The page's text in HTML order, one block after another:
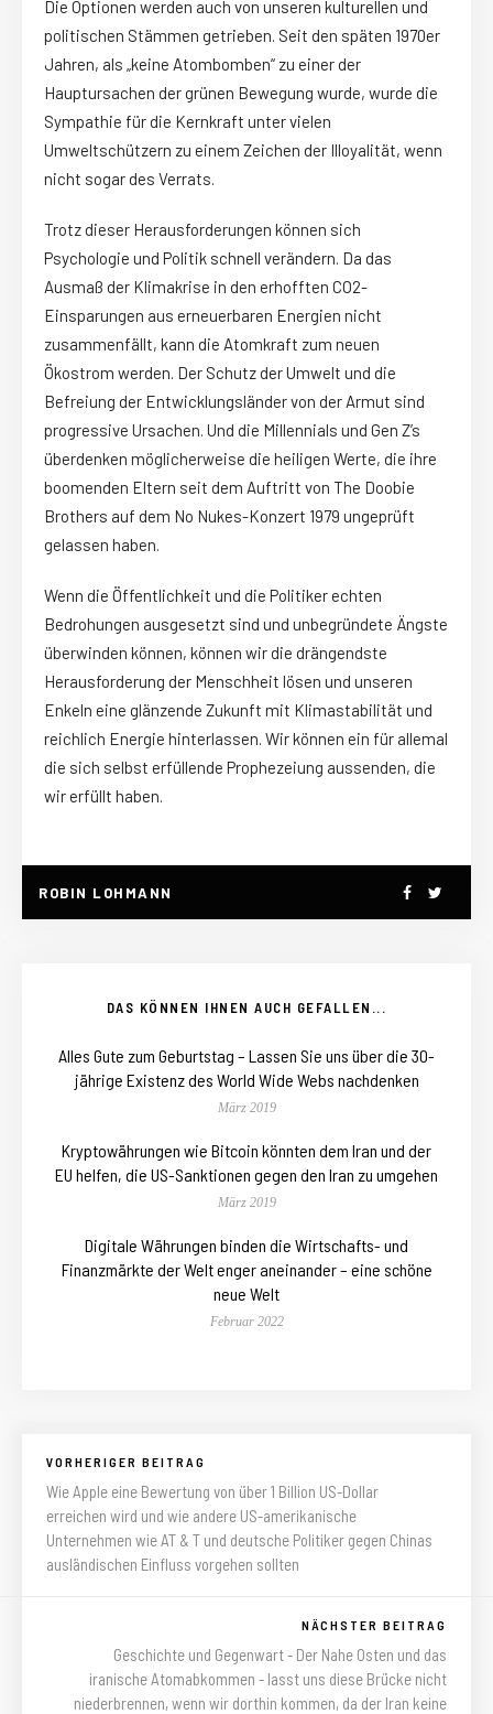
Die Optionen werden auch von unseren kulturellen und
politischen Stämmen getrieben. Seit den späten 1970er
Jahren, als „keine Atombomben“ zu einer der
Hauptursachen der grünen Bewegung wurde, wurde die
Sympathie für die Kernkraft unter vielen
Umweltschützern zu einem Zeichen der Illoyalität, wenn
nicht sogar des Verrats.
Trotz dieser Herausforderungen können sich
Psychologie und Politik schnell verändern. Da das
Ausmaß der Klimakrise in den erhofften CO2-
Einsparungen aus erneuerbaren Energien nicht
zusammenfällt, kann die Atomkraft zum neuen
Ökostrom werden. Der Schutz der Umwelt und die
Befreiung der Entwicklungsländer von der Armut sind
progressive Ursachen. Und die Millennials und Gen Z’s
überdenken möglicherweise die heiligen Werte, die ihre
boomenden Eltern seit dem Auftritt von The Doobie
Brothers auf dem No Nukes-Konzert 1979 ungeprüft
gelassen haben.
Wenn die Öffentlichkeit und die Politiker echten
Bedrohungen ausgesetzt sind und unbegründete Ängste
überwinden können, können wir die drängendste
Herausforderung der Menschheit lösen und unseren
Enkeln eine glänzende Zukunft mit Klimastabilität und
reichlich Energie hinterlassen. Wir können ein für allemal
die sich selbst erfüllende Prophezeiung aussenden, die
wir erfüllt haben.
ROBIN LOHMANN
DAS KÖNNEN IHNEN AUCH GEFALLEN...
Alles Gute zum Geburtstag – Lassen Sie uns über die 30-
jährige Existenz des World Wide Webs nachdenken
März 2019
Kryptowährungen wie Bitcoin könnten dem Iran und der
EU helfen, die US-Sanktionen gegen den Iran zu umgehen
März 2019
Digitale Währungen binden die Wirtschafts- und
Finanzmärkte der Welt enger aneinander – eine schöne
neue Welt
Februar 2022
VORHERIGER BEITRAG
Wie Apple eine Bewertung von über 1 Billion US-Dollar
erreichen wird und wie andere US-amerikanische
Unternehmen wie AT & T und deutsche Politiker gegen Chinas
ausländischen Einfluss vorgehen sollten
NÄCHSTER BEITRAG
Geschichte und Gegenwart - Der Nahe Osten und das
iranische Atomabkommen - lasst uns diese Brücke nicht
niederbrennen, wenn wir dorthin kommen, da der Iran keine